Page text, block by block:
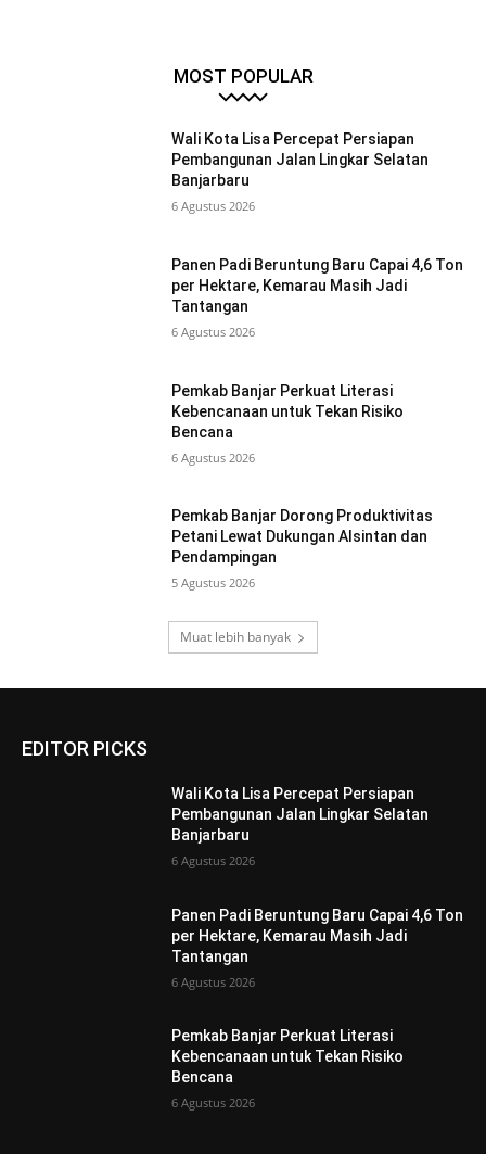
MOST POPULAR
Wali Kota Lisa Percepat Persiapan
Pembangunan Jalan Lingkar Selatan
Banjarbaru
6 Agustus 2026
Panen Padi Beruntung Baru Capai 4,6 Ton
per Hektare, Kemarau Masih Jadi
Tantangan
6 Agustus 2026
Pemkab Banjar Perkuat Literasi
Kebencanaan untuk Tekan Risiko
Bencana
6 Agustus 2026
Pemkab Banjar Dorong Produktivitas
Petani Lewat Dukungan Alsintan dan
Pendampingan
5 Agustus 2026
Muat lebih banyak
EDITOR PICKS
Wali Kota Lisa Percepat Persiapan
Pembangunan Jalan Lingkar Selatan
Banjarbaru
6 Agustus 2026
Panen Padi Beruntung Baru Capai 4,6 Ton
per Hektare, Kemarau Masih Jadi
Tantangan
6 Agustus 2026
Pemkab Banjar Perkuat Literasi
Kebencanaan untuk Tekan Risiko
Bencana
6 Agustus 2026